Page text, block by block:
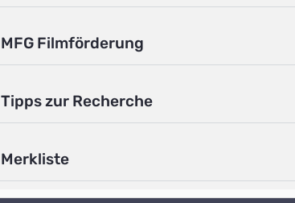
MFG Filmförderung
Tipps zur Recherche
Merkliste